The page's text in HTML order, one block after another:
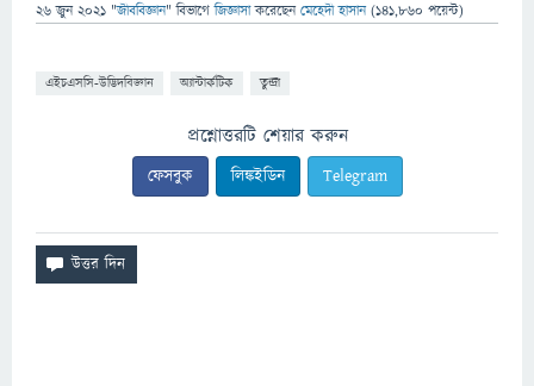
26 জুন 2021 "জীববিজ্ঞান" বিভাগে জিজ্ঞাসাকরেছেনমেহেদী হাসান (141,860 পয়েন্ট)
এইচএসসি-উদ্ভিদবিজ্ঞান অ্যান্টার্কটিক তুন্দ্রা
প্রশ্নোত্তরটি শেয়ার করুন
ফেসবুক লিঙ্কইডিন Telegram